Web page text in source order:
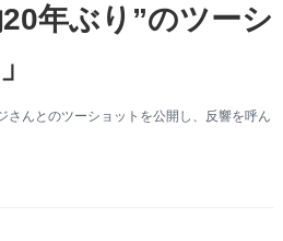
年ぶり”のツーシ
さんとのツーショットを公開し、反響を呼ん